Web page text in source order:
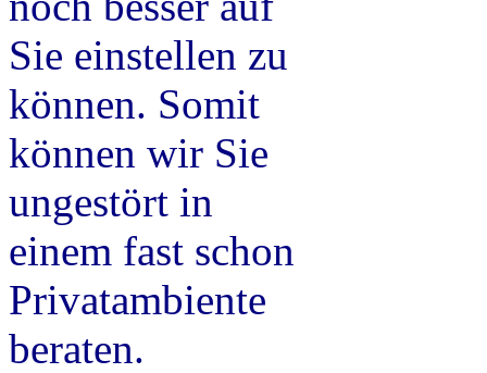
Sie einstellen zu
können. Somit
können wir Sie
ungestört in
einem fast schon
Privatambiente
beraten.